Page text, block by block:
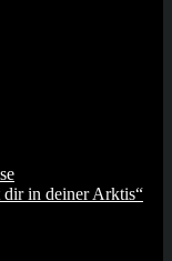
in deiner Arktis“